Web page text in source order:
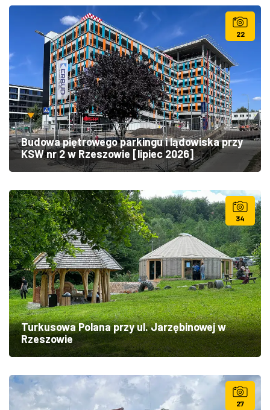
22
Budowa piętrowego parkingu i lądowiska przy
KSW nr 2 w Rzeszowie [lipiec 2026]
34
Turkusowa Polana przy ul. Jarzębinowej w
Rzeszowie
27